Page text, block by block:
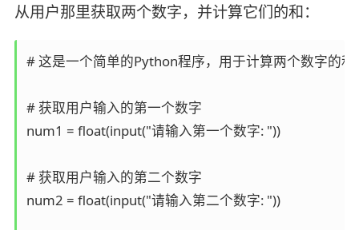
从用户那里获取两个数字，并计算它们的和：
# 这是一个简单的Python程序，用于计算两个数字的和
# 获取用户输入的第一个数字
num1 = float(input("请输入第一个数字: "))
# 获取用户输入的第二个数字
num2 = float(input("请输入第二个数字: "))